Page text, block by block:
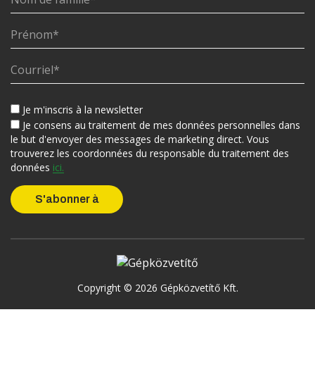
Je m'inscris à la newsletter
Je consens au traitement de mes données personnelles dans
le but d'envoyer des messages de marketing direct. Vous
trouverez les coordonnées du responsable du traitement des
données ici.
Copyright © 2026 Gépközvetítő Kft.